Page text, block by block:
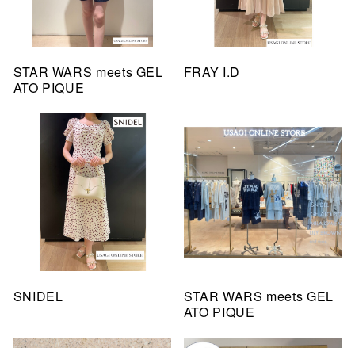
STAR WARS meets GEL
ATO PIQUE
FRAY I.D
SNIDEL
STAR WARS meets GEL
ATO PIQUE